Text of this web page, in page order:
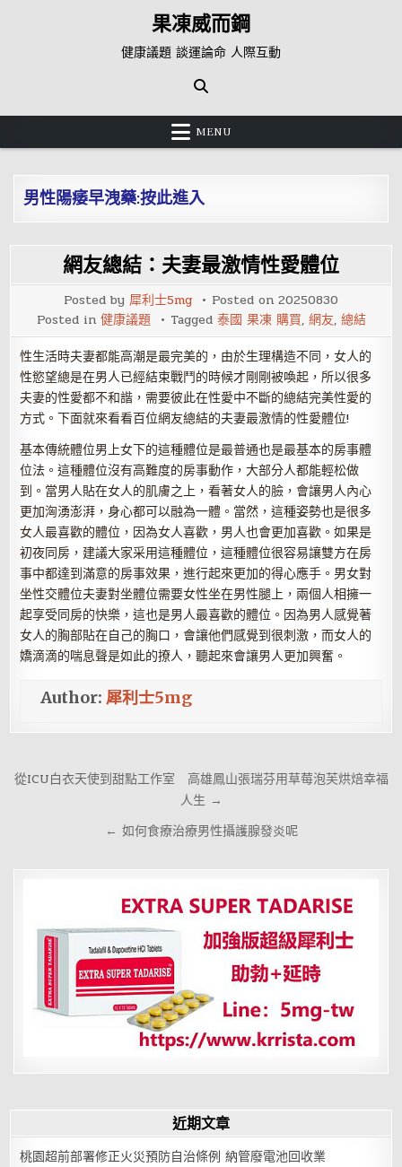
果凍威而鋼
健康議題 談運論命 人際互動
MENU
男性陽痿早洩藥:按此進入
網友總結：夫妻最激情性愛體位
Posted by 犀利士5mg Posted on 20250830
Posted in 健康議題 Tagged 泰國 果凍 購買, 網友, 總結
性生活時夫妻都能高潮是最完美的，由於生理構造不同，女人的
性慾望總是在男人已經結束戰鬥的時候才剛剛被喚起，所以很多
夫妻的性愛都不和諧，需要彼此在性愛中不斷的總結完美性愛的
方式。下面就來看看百位網友總結的夫妻最激情的性愛體位!
基本傳統體位男上女下的這種體位是最普通也是最基本的房事體
位法。這種體位沒有高難度的房事動作，大部分人都能輕松做
到。當男人貼在女人的肌膚之上，看著女人的臉，會讓男人內心
更加洶湧澎湃，身心都可以融為一體。當然，這種姿勢也是很多
女人最喜歡的體位，因為女人喜歡，男人也會更加喜歡。如果是
初夜同房，建議大家采用這種體位，這種體位很容易讓雙方在房
事中都達到滿意的房事效果，進行起來更加的得心應手。男女對
坐性交體位夫妻對坐體位需要女性坐在男性腿上，兩個人相擁一
起享受同房的快樂，這也是男人最喜歡的體位。因為男人感覺著
女人的胸部貼在自己的胸口，會讓他們感覺到很刺激，而女人的
嬌滴滴的喘息聲是如此的撩人，聽起來會讓男人更加興奮。
Author:犀利士5mg
文
從ICU白衣天使到甜點工作室 高雄鳳山張瑞芬用草莓泡芙烘焙幸福
人生 →
← 如何食療治療男性攝護腺發炎呢
近期文章
桃園超前部署修正火災預防自治條例 納管廢電池回收業